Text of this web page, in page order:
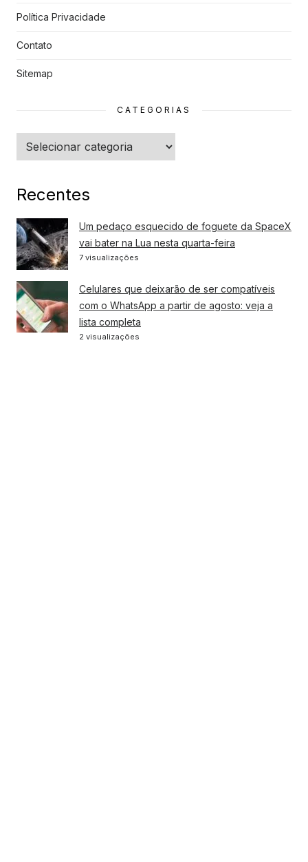
Política Privacidade
Contato
Sitemap
CATEGORIAS
Categorias
Recentes
Um pedaço esquecido de foguete da SpaceX
vai bater na Lua nesta quarta-feira
7 visualizações
Celulares que deixarão de ser compatíveis
com o WhatsApp a partir de agosto: veja a
lista completa
2 visualizações